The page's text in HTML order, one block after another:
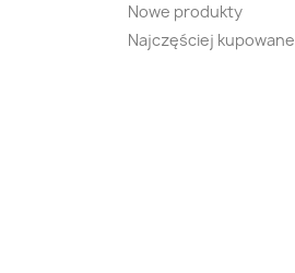
Nowe produkty
Najczęściej kupowane